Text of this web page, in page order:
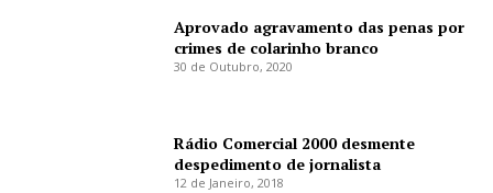
Aprovado agravamento das penas por
crimes de colarinho branco
30 de Outubro, 2020
Rádio Comercial 2000 desmente
despedimento de jornalista
12 de Janeiro, 2018